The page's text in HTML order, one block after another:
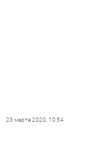
23 марта 2020, 10:54